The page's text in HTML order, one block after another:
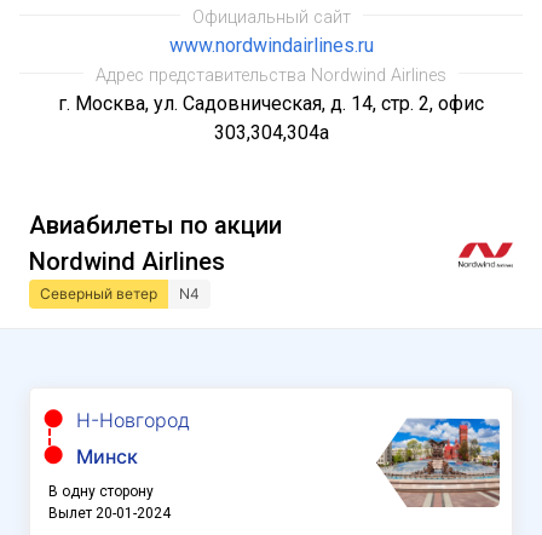
Официальный сайт
www.nordwindairlines.ru
Адрес представительства Nordwind Airlines
г. Москва, ул. Садовническая, д. 14, стр. 2, офис
303,304,304а
Авиабилеты по акции
Nordwind Airlines
Северный ветер N4
Н-Новгород
Минск
В одну сторону
Вылет 20-01-2024